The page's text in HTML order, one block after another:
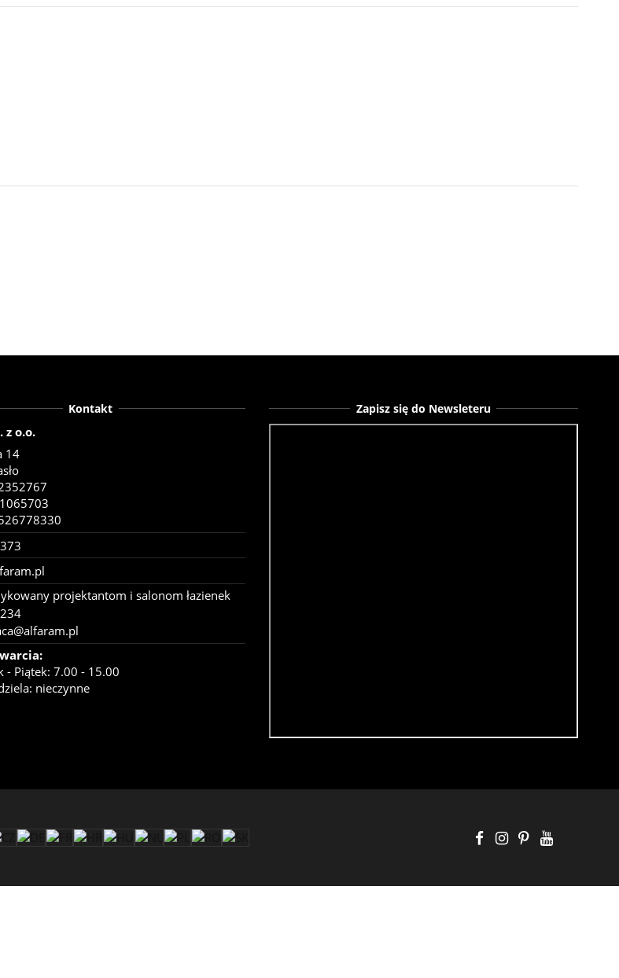
Kontakt
z o.o.
14
projektantom i salonom łazienek
- Piątek: 7.00 - 15.00
nieczynne
Zapisz się do Newsleteru